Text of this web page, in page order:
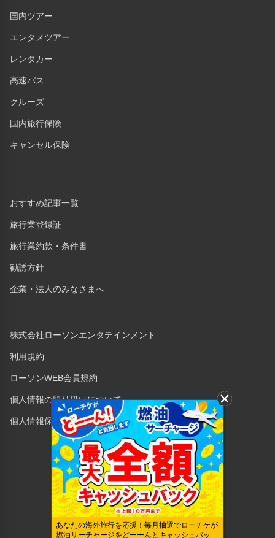
国内ツアー
エンタメツアー
レンタカー
高速バス
クルーズ
国内旅行保険
キャンセル保険
おすすめ記事一覧
旅行業登録証
旅行業約款・条件書
勧誘方針
企業・法人のみなさまへ
株式会社ローソンエンタテインメント
利用規約
ローソンWEB会員規約
個人情報の取り扱いについて
個人情報保護方針
Copyright © 1998 Lawson Entertainment, Inc.
あなたの海外旅行を応援！毎月抽選でローチケが
燃油サーチャージをどーーんとキャッシュバッ